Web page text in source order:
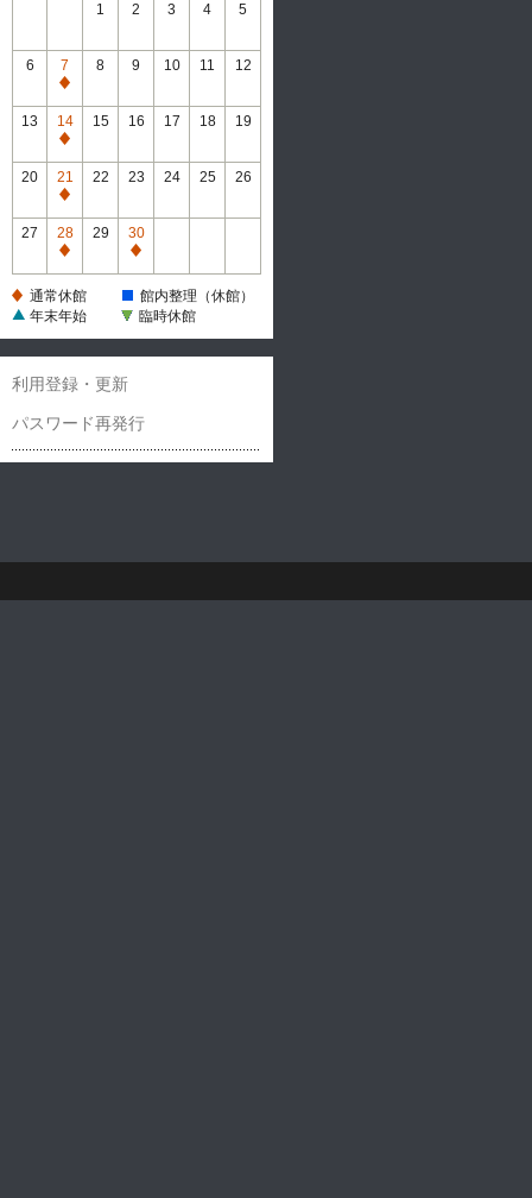
1 2 3 4 5
6
7
通
常
休
館
8 9 10 11 12
13
14
通
常
休
館
15 16 17 18 19
20
21
通
常
休
館
22 23 24 25 26
27
28
通
休
29
30
通
休
通常休館
館内整理（休館）
年末年始
臨時休館
利用登録・更新
パスワード再発行